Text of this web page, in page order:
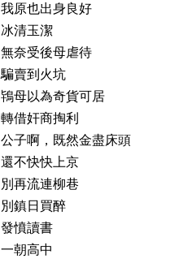
我原也出身良好
冰清玉潔
無奈受後母虐待
騙賣到火坑
鴇母以為奇貨可居
轉借奸商掏利
公子啊，既然金盡床頭
還不快快上京
別再流連柳巷
別鎮日買醉
發憤讀書
一朝高中